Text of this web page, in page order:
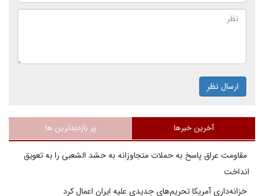
ارسال نظر
آخرین خبرها پر بازدیدترین ها
مقاومت عراق پاسخ به حملات متجاوزانه به حشد الشعبی را به تعویق
انداخت
خزانه‌داری آمریکا تحریم‌های جدیدی علیه ایران اعمال کرد